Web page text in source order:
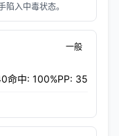
入中毒状态。
一般
命中: 100%PP: 35